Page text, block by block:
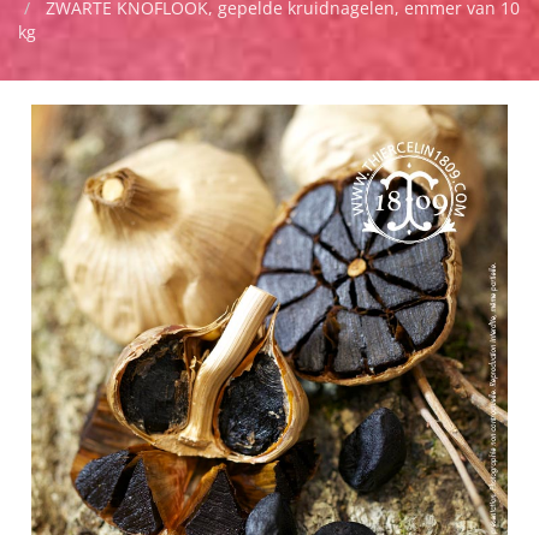
ZWARTE KNOFLOOK, gepelde kruidnagelen, emmer van 10
kg